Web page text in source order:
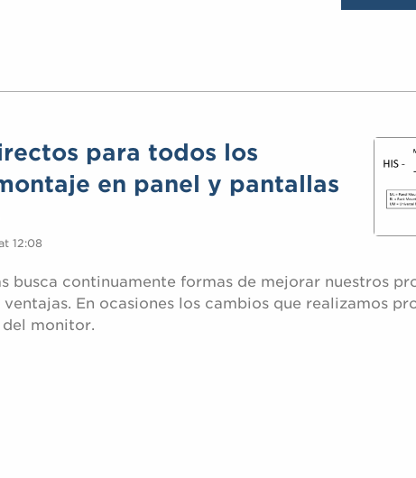
para todos los
en panel y pantallas
12:08
busca continuamente formas de mejorar nuestros
En ocasiones los cambios que realizamos
monitor.